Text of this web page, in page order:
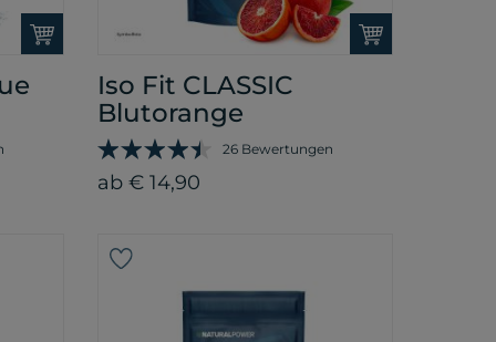
Iso Fit CLASSIC
Blutorange
26 Bewertungen
ab € 14,90